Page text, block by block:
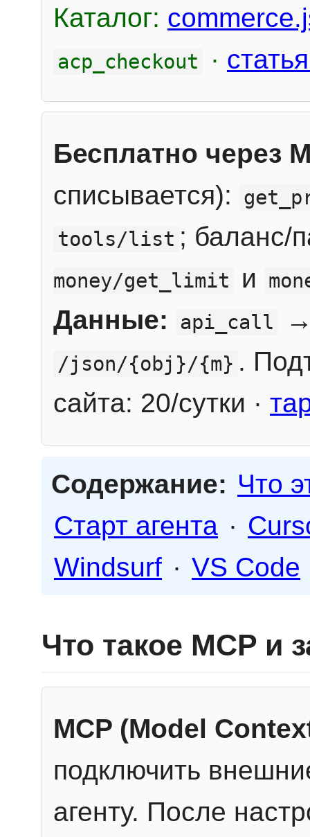
Каталог:
acp_checkout ·
Бесплатно через
списывается):
tools/list ; баланс/
money/get_limit и
Данные: api_call
/json/{obj}/{m} .
сайта: 20/сутки ·
Содержание: Что
Старт агента ·
Windsurf · VS Code
Что такое MCP и
MCP (Model
подключить
агенту. После